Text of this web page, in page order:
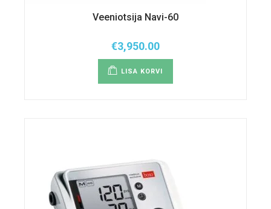
Veeniotsija Navi-60
€3,950.00
LISA KORVI